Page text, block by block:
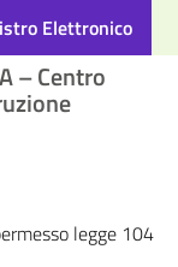
Elettronico
– Centro
legge 104